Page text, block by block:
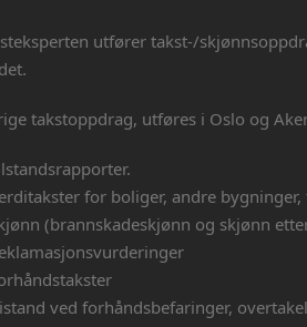
utfører takst-/
takstoppdrag, utføres i Oslo og
for boliger, andre
(brannskadeskjønn og skjønn
ved forhåndsbefaringer,